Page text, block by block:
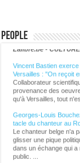
People
Vincent Bastien
Versailles : "On reçoit
Collaborateur
provenance des
qu'à Versailles, tout
Georges-Louis
tacle du chanteur au
Le chanteur belge n'a
glisser une pique
dans un échange qui a
public. ...